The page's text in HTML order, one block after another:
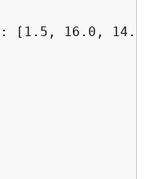
: [1.5, 16.0,